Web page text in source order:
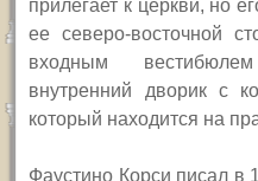
прилегает к церкви, но
ее северо-восточной
входным
внутренний дворик с
который находится на
Фаустино Корси писал в